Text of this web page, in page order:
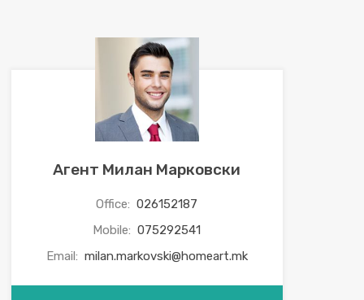
Агент Милан Марковски
Office: 026152187
Mobile: 075292541
Email: milan.markovski@homeart.mk